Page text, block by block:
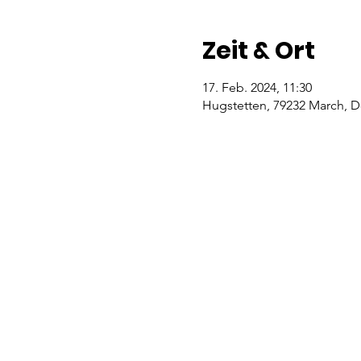
Zeit & Ort
17. Feb. 2024, 11:30
Hugstetten, 79232 March,